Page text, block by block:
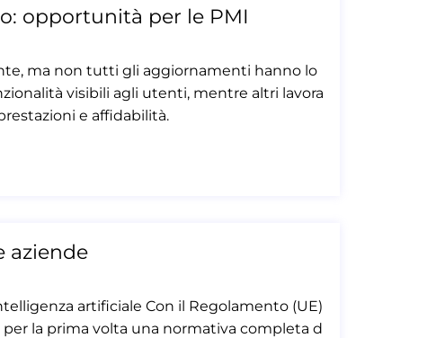
opportunità per le PMI
ma non tutti gli aggiornamenti hanno lo
visibili agli utenti, mentre altri lavora
e affidabilità.
aziende
artificiale Con il Regolamento (UE)
la prima volta una normativa completa d